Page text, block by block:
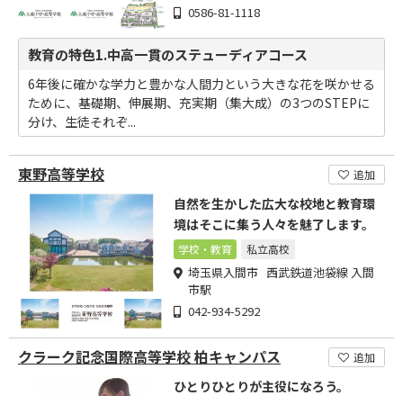
0586-81-1118
教育の特色1.中高一貫のステューディアコース
6年後に確かな学力と豊かな人間力という大きな花を咲かせる
ために、基礎期、伸展期、充実期（集大成）の3つのSTEPに
分け、生徒それぞ...
東野高等学校 追加
自然を生かした広大な校地と教育環
境はそこに集う人々を魅了します。
学校・教育 私立高校
埼玉県入間市 西武鉄道池袋線 入間
市駅
042-934-5292
クラーク記念国際高等学校 柏キャンパス 追加
ひとりひとりが主役になろう。